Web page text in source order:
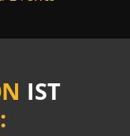
IST